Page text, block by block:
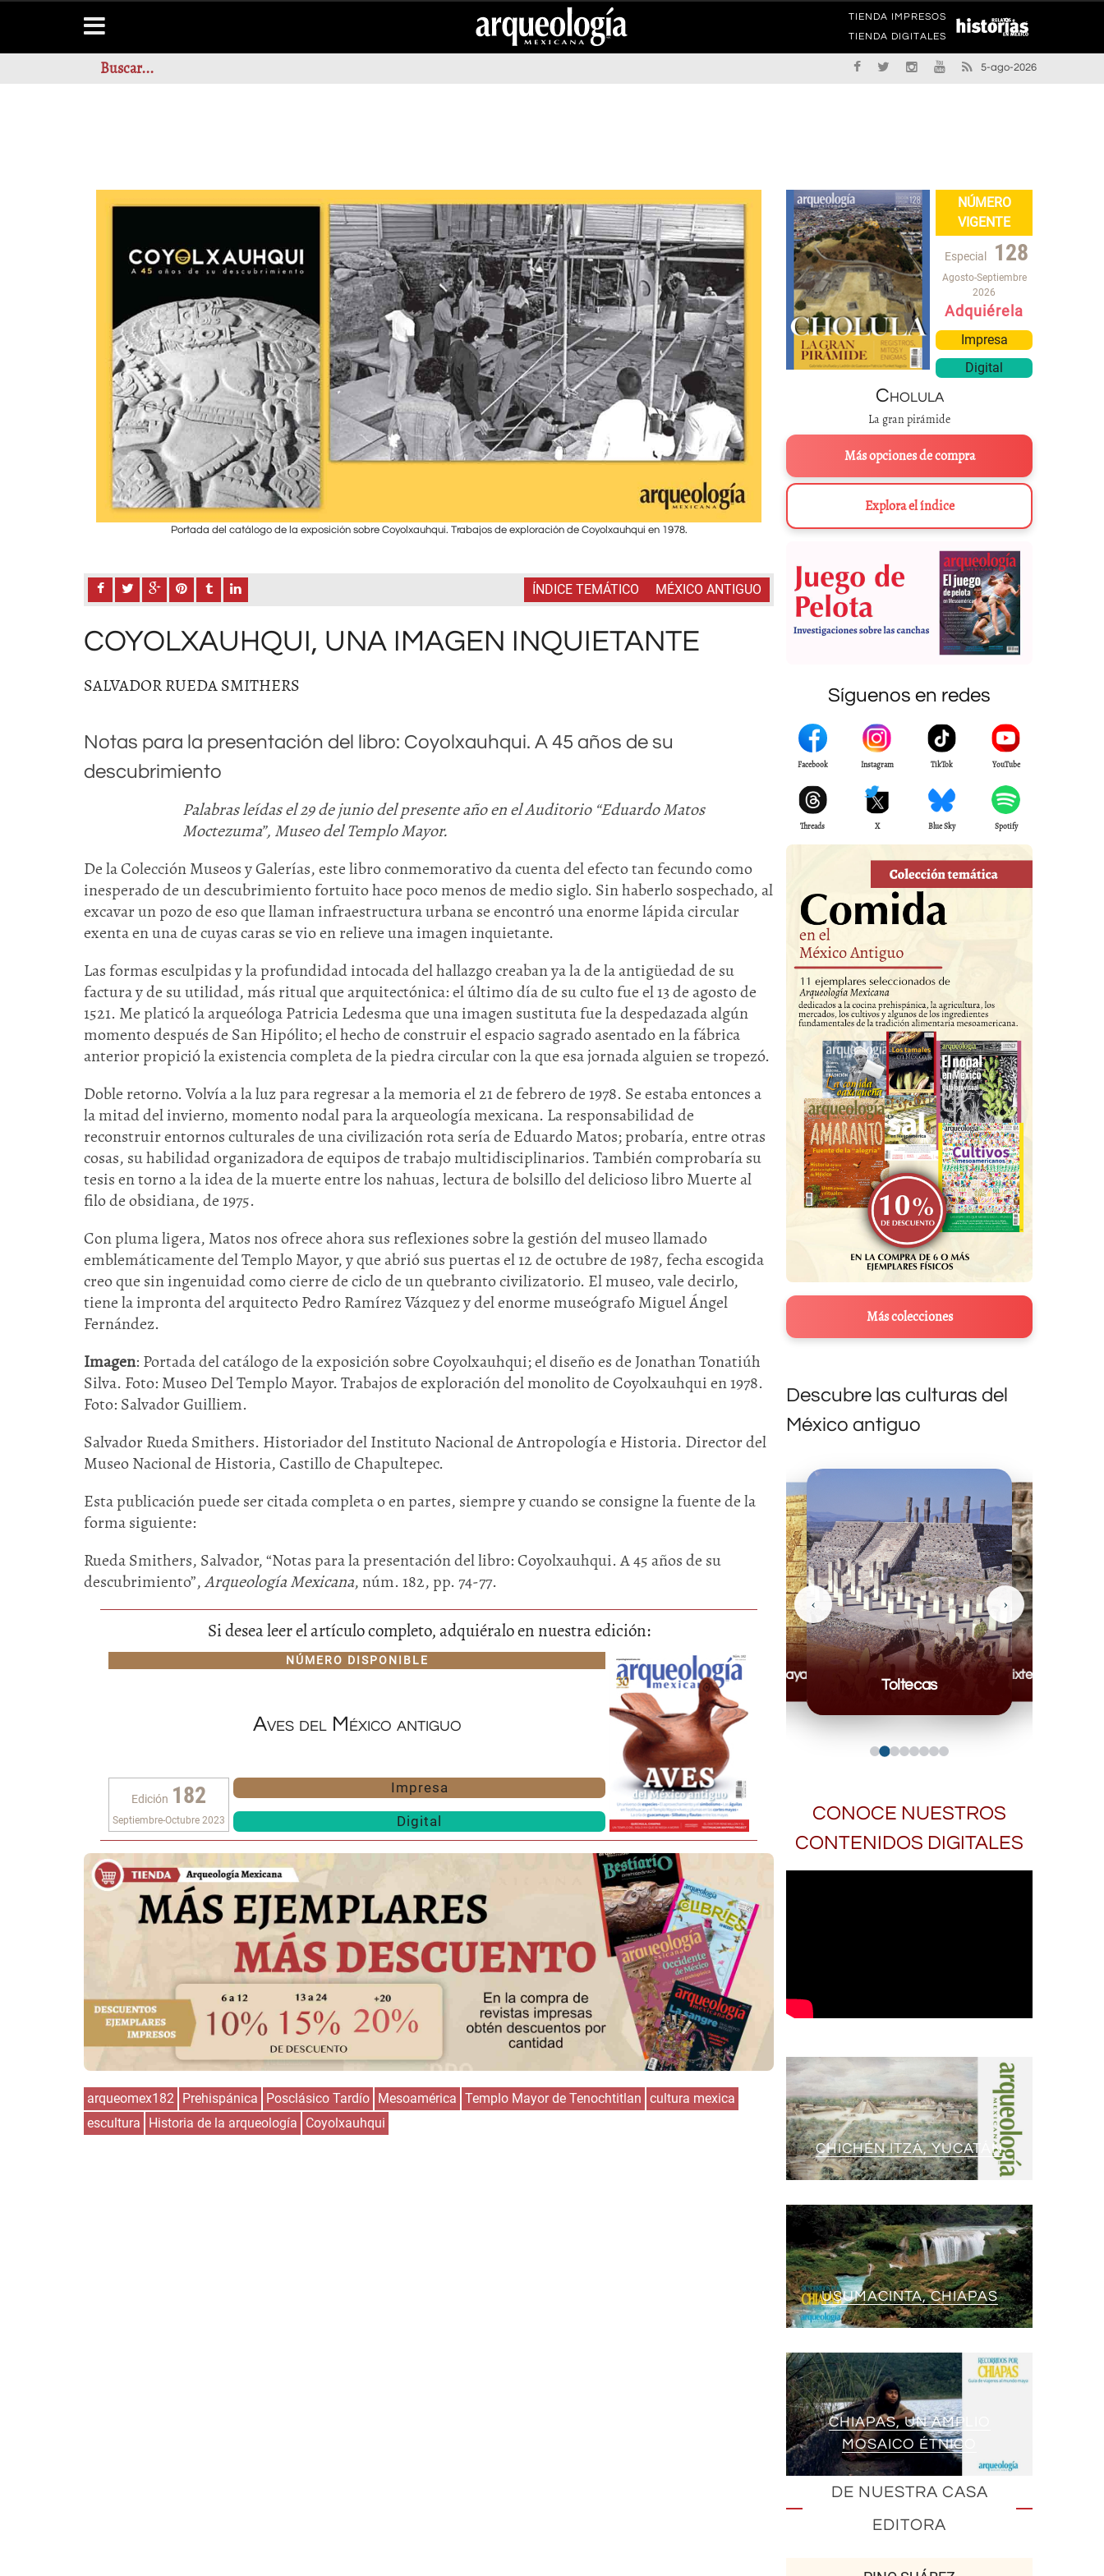
TIENDA IMPRESOS
TIENDA DIGITALES
5-ago-2026
Portada del catálogo de la exposición sobre Coyolxauhqui. Trabajos de exploración de Coyolxauhqui en 1978. Portada del catálogo de la exposición sobre
ÍNDICE TEMÁTICO MÉXICO ANTIGUO
COYOLXAUHQUI, UNA IMAGEN INQUIETANTE
SALVADOR RUEDA SMITHERS
Notas para la presentación del libro: Coyolxauhqui. A 45 años de su
descubrimiento
Palabras leídas el 29 de junio del presente año en el Auditorio “Eduardo Matos
Moctezuma”, Museo del Templo Mayor.
De la Colección Museos y Galerías, este libro conmemorativo da cuenta del efecto tan fecundo como
inesperado de un descubrimiento fortuito hace poco menos de medio siglo. Sin haberlo sospechado, al
excavar un pozo de eso que llaman infraestructura urbana se encontró una enorme lápida circular
exenta en una de cuyas caras se vio en relieve una imagen inquietante.
Las formas esculpidas y la profundidad intocada del hallazgo creaban ya la de la antigüedad de su
factura y de su utilidad, más ritual que arquitectónica: el último día de su culto fue el 13 de agosto de
1521. Me platicó la arqueóloga Patricia Ledesma que una imagen sustituta fue la despedazada algún
momento después de San Hipólito; el hecho de construir el espacio sagrado asentado en la fábrica
anterior propició la existencia completa de la piedra circular con la que esa jornada alguien se tropezó.
Doble retorno. Volvía a la luz para regresar a la memoria el 21 de febrero de 1978. Se estaba entonces a
la mitad del invierno, momento nodal para la arqueología mexicana. La responsabilidad de
reconstruir entornos culturales de una civilización rota sería de Eduardo Matos; probaría, entre otras
cosas, su habilidad organizadora de equipos de trabajo multidisciplinarios. También comprobaría su
tesis en torno a la idea de la muerte entre los nahuas, lectura de bolsillo del delicioso libro Muerte al
filo de obsidiana, de 1975.
Con pluma ligera, Matos nos ofrece ahora sus reflexiones sobre la gestión del museo llamado
emblemáticamente del Templo Mayor, y que abrió sus puertas el 12 de octubre de 1987, fecha escogida
creo que sin ingenuidad como cierre de ciclo de un quebranto civilizatorio. El museo, vale decirlo,
tiene la impronta del arquitecto Pedro Ramírez Vázquez y del enorme museógrafo Miguel Ángel
Fernández.
Imagen: Portada del catálogo de la exposición sobre Coyolxauhqui; el diseño es de Jonathan Tonatiúh
Silva. Foto: Museo Del Templo Mayor. Trabajos de exploración del monolito de Coyolxauhqui en 1978.
Foto: Salvador Guilliem.
Salvador Rueda Smithers. Historiador del Instituto Nacional de Antropología e Historia. Director del
Museo Nacional de Historia, Castillo de Chapultepec.
Esta publicación puede ser citada completa o en partes, siempre y cuando se consigne la fuente de la
forma siguiente:
Rueda Smithers, Salvador, “Notas para la presentación del libro: Coyolxauhqui. A 45 años de su
descubrimiento”,Arqueología Mexicana, núm. 182, pp. 74-77.
Si desea leer el artículo completo, adquiéralo en nuestra edición:
NÚMERO DISPONIBLE
Aves del México antiguo
Edición 182
Septiembre-Octubre 2023
Impresa
Digital
arqueomex182 Prehispánica Posclásico Tardío Mesoamérica Templo Mayor de Tenochtitlan cultura mexica
escultura
Historia de la arqueología Coyolxauhqui
NÚMERO
VIGENTE
Especial 128
Agosto-Septiembre
2026
Adquiérela
Impresa
Digital
Cholula
La gran pirámide
Más opciones de compra
Explora el índice
Síguenos en redes
Facebook Instagram TikTok YouTube
Threads X Blue Sky Spotify
Más colecciones
Descubre las culturas del
México antiguo
Mayas
Toltecas
Mixteca
Huasteca
Olmecas
‹ ›
CONOCE NUESTROS
CONTENIDOS DIGITALES
CHICHÉN ITZÁ, YUCATÁN
USUMACINTA, CHIAPAS
CHIAPAS, UN AMPLIO
MOSAICO ÉTNICO
DE NUESTRA CASA
EDITORA